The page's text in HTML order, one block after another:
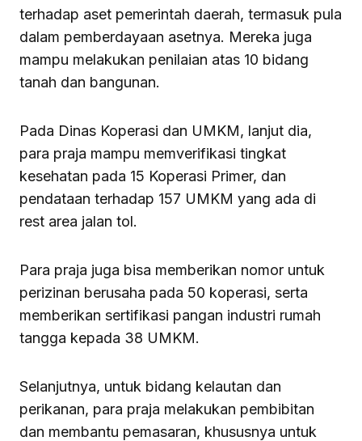
terhadap aset pemerintah daerah, termasuk pula
dalam pemberdayaan asetnya. Mereka juga
mampu melakukan penilaian atas 10 bidang
tanah dan bangunan.
Pada Dinas Koperasi dan UMKM, lanjut dia,
para praja mampu memverifikasi tingkat
kesehatan pada 15 Koperasi Primer, dan
pendataan terhadap 157 UMKM yang ada di
rest area jalan tol.
Para praja juga bisa memberikan nomor untuk
perizinan berusaha pada 50 koperasi, serta
memberikan sertifikasi pangan industri rumah
tangga kepada 38 UMKM.
Selanjutnya, untuk bidang kelautan dan
perikanan, para praja melakukan pembibitan
dan membantu pemasaran, khususnya untuk